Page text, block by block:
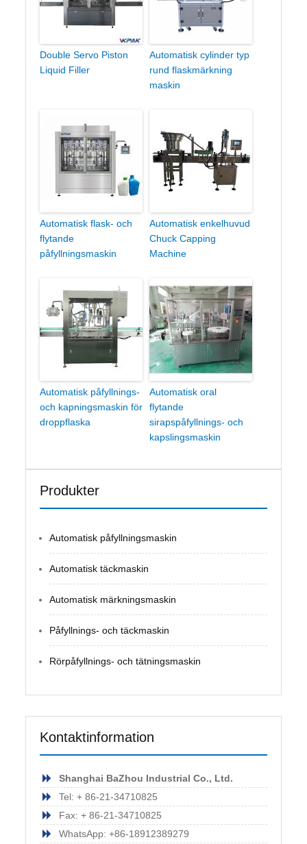
Double Servo Piston
Liquid Filler
Automatisk cylinder typ
rund flaskmärkning
maskin
Automatisk flask- och
flytande
påfyllningsmaskin
Automatisk enkelhuvud
Chuck Capping
Machine
Automatisk påfyllnings-
och kapningsmaskin för
droppflaska
Automatisk oral
flytande
sirapspåfyllnings- och
kapslingsmaskin
Produkter
Automatisk påfyllningsmaskin
Automatisk täckmaskin
Automatisk märkningsmaskin
Påfyllnings- och täckmaskin
Rörpåfyllnings- och tätningsmaskin
Kontaktinformation
Shanghai BaZhou Industrial Co., Ltd.
Tel: + 86-21-34710825
Fax: + 86-21-34710825
WhatsApp: +86-18912389279